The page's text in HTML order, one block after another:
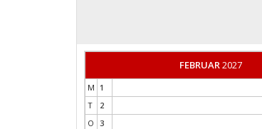
FEBRUAR 2027
M 1
T
2
O 3